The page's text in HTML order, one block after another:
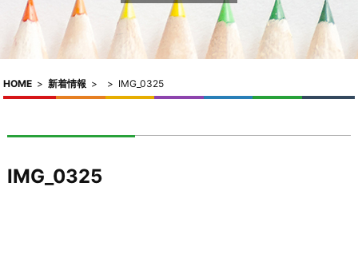
HOME > 新着情報 > > IMG_0325
IMG_0325